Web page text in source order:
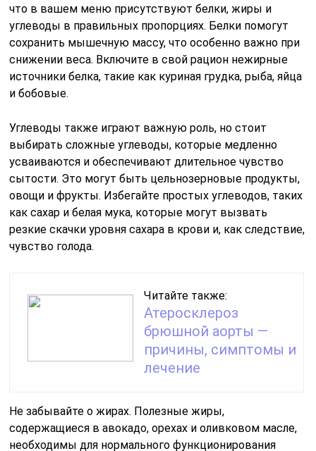
что в вашем меню присутствуют белки, жиры и
углеводы в правильных пропорциях. Белки помогут
сохранить мышечную массу, что особенно важно при
снижении веса. Включите в свой рацион нежирные
источники белка, такие как куриная грудка, рыба, яйца
и бобовые.
Углеводы также играют важную роль, но стоит
выбирать сложные углеводы, которые медленно
усваиваются и обеспечивают длительное чувство
сытости. Это могут быть цельнозерновые продукты,
овощи и фрукты. Избегайте простых углеводов, таких
как сахар и белая мука, которые могут вызвать
резкие скачки уровня сахара в крови и, как следствие,
чувство голода.
Читайте также:
Атеросклероз
брюшной аорты —
причины, симптомы и
лечение
Не забывайте о жирах. Полезные жиры,
содержащиеся в авокадо, орехах и оливковом масле,
необходимы для нормального функционирования